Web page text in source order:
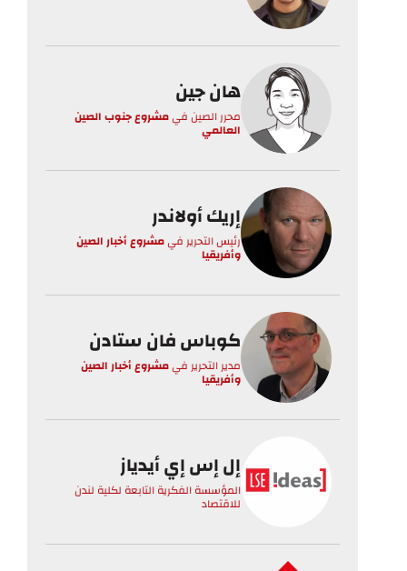
هان جين
محرر الصينفيمشروع جنوب الصين
العالمي
إريك أولاندر
رئيس التحرير فيمشروع أخبار الصين
وأفريقيا
كوباس فان ستادن
مدير التحرير فيمشروع أخبار الصين
وأفريقيا
إل إس إي أيدياز
المؤسسة الفكرية التابعة لكلية لندن
للاقتصاد